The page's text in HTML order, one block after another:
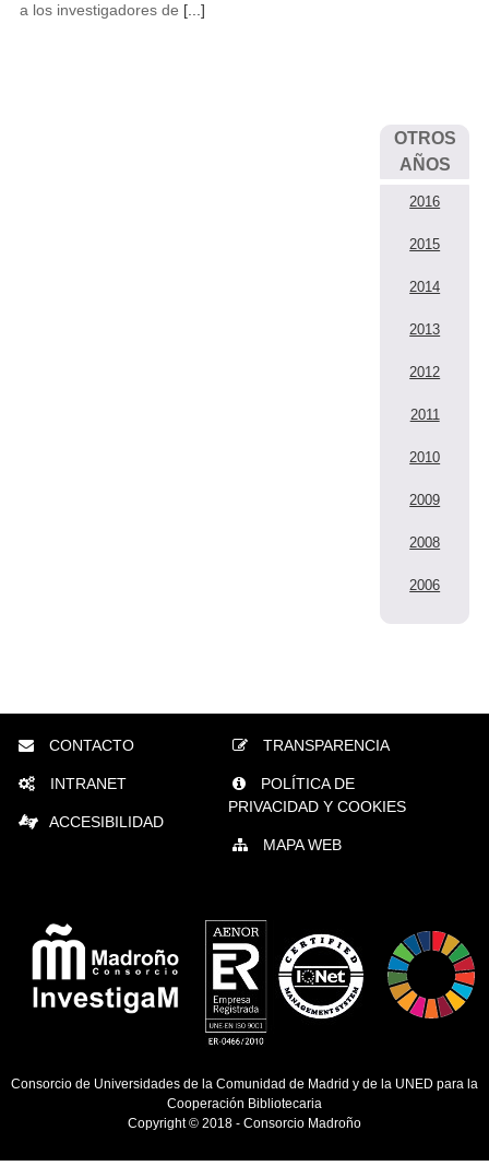
a los investigadores de [...]
OTROS
AÑOS
2016
2015
2014
2013
2012
2011
2010
2009
2008
2006
CONTACTO
INTRANET
ACCESIBILIDAD
TRANSPARENCIA
POLÍTICA DE
PRIVACIDAD Y COOKIES
MAPA WEB
Consorcio de Universidades de la Comunidad de Madrid y de la UNED para la
Cooperación Bibliotecaria
Copyright © 2018 - Consorcio Madroño